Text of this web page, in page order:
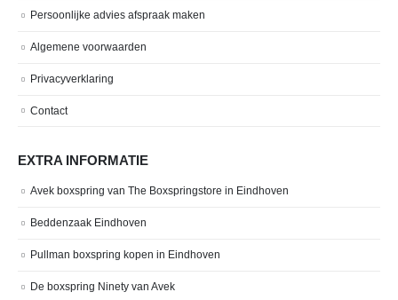
Persoonlijke advies afspraak maken
Algemene voorwaarden
Privacyverklaring
Contact
EXTRA INFORMATIE
Avek boxspring van The Boxspringstore in Eindhoven
Beddenzaak Eindhoven
Pullman boxspring kopen in Eindhoven
De boxspring Ninety van Avek